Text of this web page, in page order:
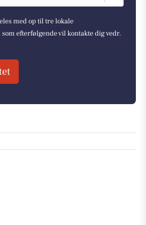
med op til tre lokale
efterfølgende vil kontakte dig vedr.